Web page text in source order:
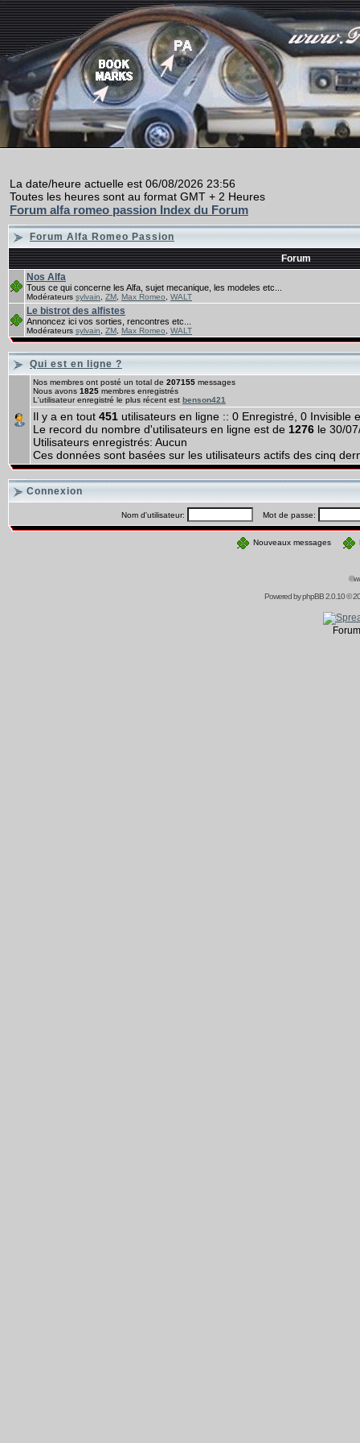
La date/heure actuelle est 06/08/2026 23:56
Toutes les heures sont au format GMT + 2 Heures
Forum alfa romeo passion Index du Forum
Forum Alfa Romeo Passion
Forum
Nos Alfa
Tous ce qui concerne les Alfa, sujet mecanique, les modeles etc...
Modérateurs sylvain ZM Max Romeo WALT
Le bistrot des alfistes
Annoncez ici vos sorties, rencontres etc...
Modérateurs sylvain ZM Max Romeo WALT
Qui est en ligne ?
Nos membres ont posté un total de 207155 messages
Nous avons 1825 membres enregistrés
L'utilisateur enregistré le plus récent est benson421
Il y a en tout 451 utilisateurs en ligne :: 0 Enregistré, 0
Le record du nombre d'utilisateurs en ligne est de 1276 le 30/
Utilisateurs enregistrés: Aucun
Ces données sont basées sur les utilisateurs actifs des cinq
Connexion
Nom d'utilisateur: Mot de passe:
Nouveaux messages
Powered byphpBB2.0.10 ©